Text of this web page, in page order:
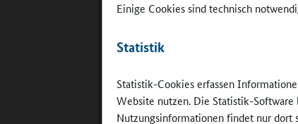
Einige Cookies sind technisch
Statistik
Statistik-Cookies erfassen
Website nutzen. Die Statistik-Software
Nutzungsinformationen findet nur dort